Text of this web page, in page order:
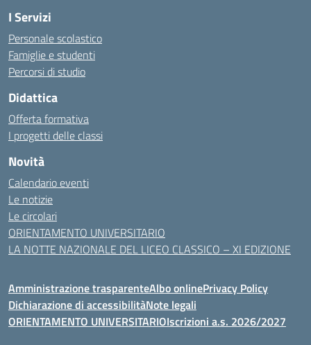
I Servizi
Personale scolastico
Famiglie e studenti
Percorsi di studio
Didattica
Offerta formativa
I progetti delle classi
Novità
Calendario eventi
Le notizie
Le circolari
ORIENTAMENTO UNIVERSITARIO
LA NOTTE NAZIONALE DEL LICEO CLASSICO – XI EDIZIONE
Amministrazione trasparenteAlbo onlinePrivacy Policy
Dichiarazione di accessibilitàNote legali
ORIENTAMENTO UNIVERSITARIOIscrizioni a.s. 2026/2027